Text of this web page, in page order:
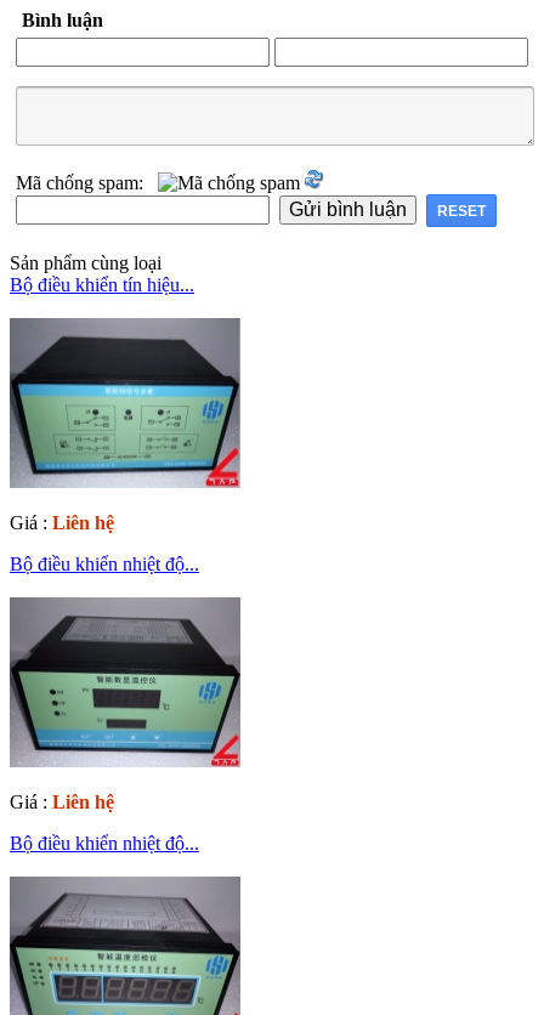
Bình luận
Mã chống spam:
Sản phẩm cùng loại
Bộ điều khiển tín hiệu...
Giá : Liên hệ
Bộ điều khiển nhiệt độ...
Giá : Liên hệ
Bộ điều khiển nhiệt độ...